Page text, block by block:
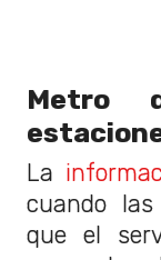
Metro
La
cuando
que el